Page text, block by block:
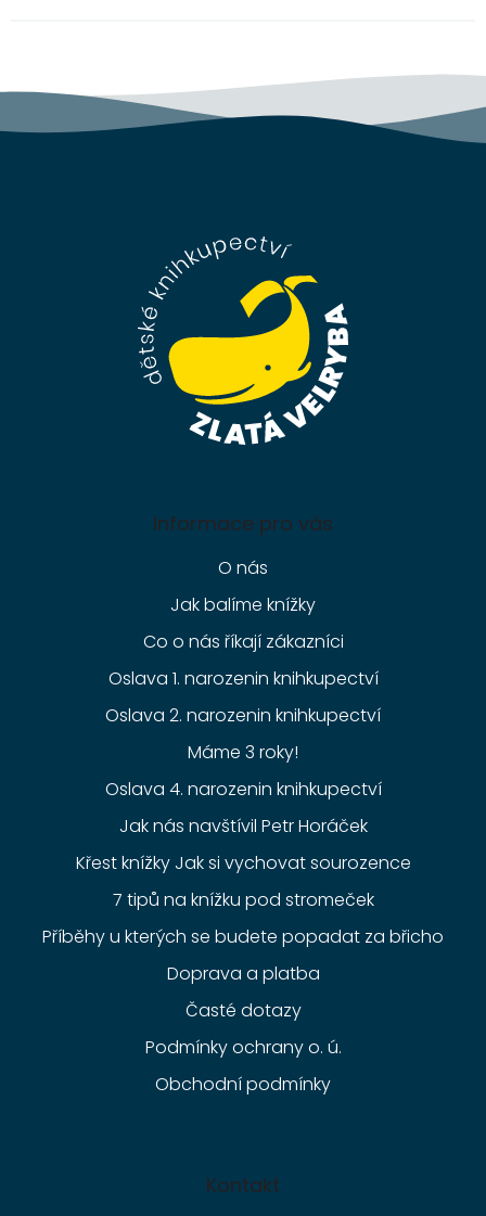
Informace pro vás
O nás
Jak balíme knížky
Co o nás říkají zákazníci
Oslava 1. narozenin knihkupectví
Oslava 2. narozenin knihkupectví
Máme 3 roky!
Oslava 4. narozenin knihkupectví
Jak nás navštívil Petr Horáček
Křest knížky Jak si vychovat sourozence
7 tipů na knížku pod stromeček
Příběhy u kterých se budete popadat za břicho
Doprava a platba
Časté dotazy
Podmínky ochrany o. ú.
Obchodní podmínky
Kontakt